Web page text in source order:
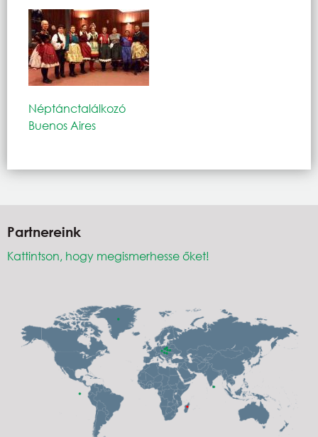
Néptánctalálkozó
Buenos Aires
Partnereink
Kattintson, hogy megismerhesse őket!